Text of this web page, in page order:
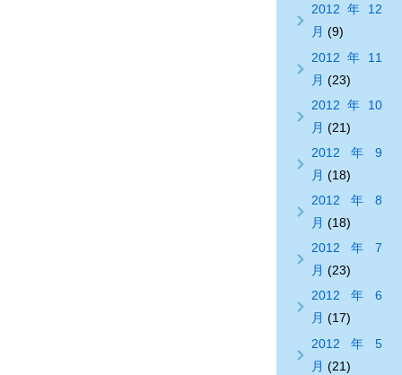
2012年12
月 (9)
2012年11
月 (23)
2012年10
月 (21)
2012年9
月 (18)
2012年8
月 (18)
2012年7
月 (23)
2012年6
月 (17)
2012年5
月 (21)